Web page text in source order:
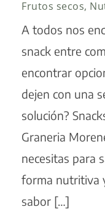
Frutos secos,
A todos nos
snack entre
encontrar
dejen con una
solución?
Graneria
necesitas para
forma nutritiva
sabor […]